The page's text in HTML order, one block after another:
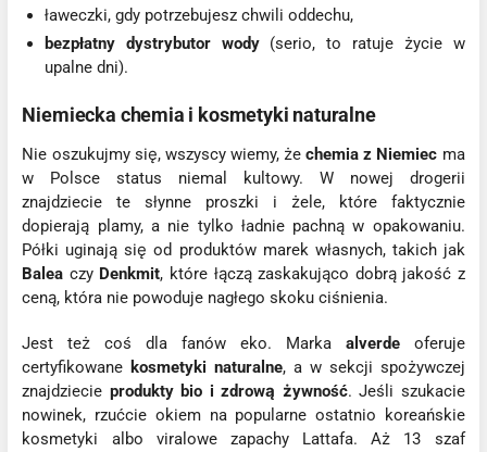
ławeczki, gdy potrzebujesz chwili oddechu,
bezpłatny dystrybutor wody(serio, to ratuje życie w
upalne dni).
Niemiecka chemia i kosmetyki naturalne
Nie oszukujmy się, wszyscy wiemy, żechemia z Niemiec ma
w Polsce status niemal kultowy. W nowej drogerii
znajdziecie te słynne proszki i żele, które faktycznie
dopierają plamy, a nie tylko ładnie pachną w opakowaniu.
Półki uginają się od produktów marek własnych, takich jak
Balea czy Denkmit, które łączą zaskakująco dobrą jakość z
ceną, która nie powoduje nagłego skoku ciśnienia.
Jest też coś dla fanów eko. Marka alverdeoferuje
certyfikowane kosmetyki naturalne, a w sekcji spożywczej
znajdziecie produkty bio i zdrową żywność. Jeśli szukacie
nowinek, rzućcie okiem na popularne ostatnio koreańskie
kosmetyki albo viralowe zapachy Lattafa. Aż 13 szaf